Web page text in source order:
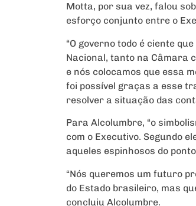
Motta, por sua vez, falou
esforço conjunto entre o
“O governo todo é ciente
Nacional, tanto na Câmara
e nós colocamos que essa
foi possível graças a esse
resolver a situação das
Para Alcolumbre, “o
com o Executivo. Segundo
aqueles espinhosos do
“Nós queremos um futuro
do Estado brasileiro, mas
concluiu Alcolumbre.